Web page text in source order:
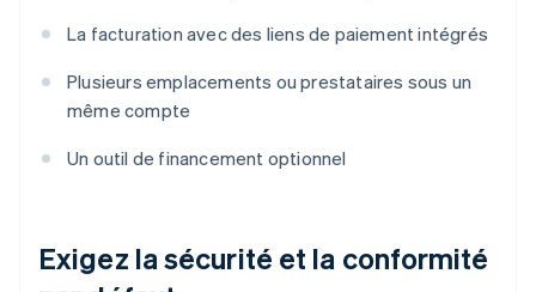
La facturation avec des liens de paiement intégrés
Plusieurs emplacements ou prestataires sous un
même compte
Un outil de financement optionnel
Exigez la sécurité et la conformité